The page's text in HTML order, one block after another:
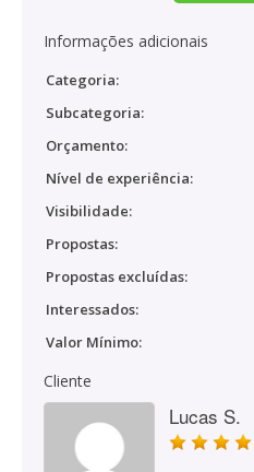
Informações adicionais
Categoria:
Subcategoria:
Orçamento:
Nível de experiência:
Visibilidade:
Propostas:
Propostas excluídas:
Interessados:
Valor Mínimo:
Cliente
Lucas S.